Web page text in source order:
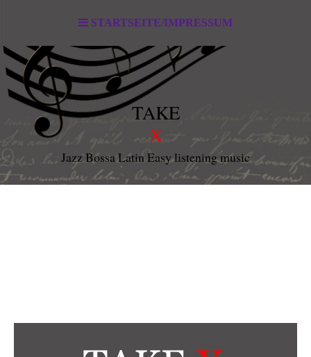
STARTSEITE/IMPRESSUM
TAKE
X
Jazz Bossa Latin Easy listening music